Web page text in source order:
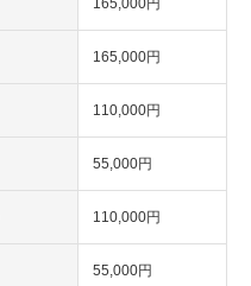
165,000円
165,000円
110,000円
55,000円
110,000円
55,000円